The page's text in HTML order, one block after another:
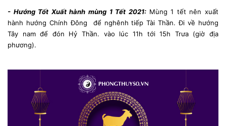
- Hướng Tốt Xuất hành mùng 1 Tết 2021: Mùng 1 tết nên xuất
hành hướng Chính Đông để nghênh tiếp Tài Thần. Đi về hướng
Tây nam để đón Hỷ Thần. vào lúc 11h tới 15h Trưa (giờ địa
phương).